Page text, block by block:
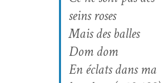
seins roses
Mais des balles
Dom dom
En éclats dans ma